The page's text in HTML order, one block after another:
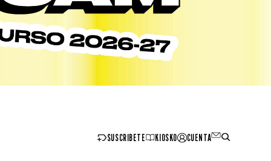
SUSCRIBETE KIOSKO CUENTA